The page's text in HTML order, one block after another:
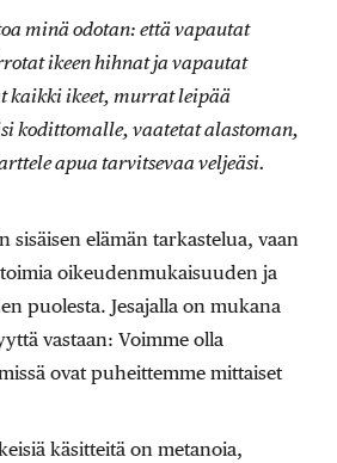
minä odotan: että vapautat
ikeen hihnat ja vapautat
kaikki ikeet, murrat leipää
kodittomalle, vaatetat alastoman,
apua tarvitsevaa veljeäsi.
sisäisen elämän tarkastelua, vaan
oikeudenmukaisuuden ja
puolesta. Jesajalla on mukana
vastaan: Voimme olla
ovat puheittemme mittaiset
käsitteitä on metanoia,